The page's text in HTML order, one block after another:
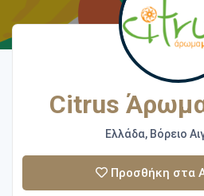
Citrus
Ελλάδα, Βόρειο
Προσθήκη στα